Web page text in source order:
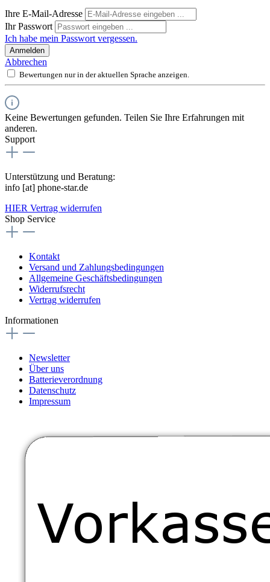
Ihre E-Mail-Adresse
Ihr Passwort
Ich habe mein Passwort vergessen.
Anmelden
Abbrechen
Bewertungen nur in der aktuellen Sprache anzeigen.
Keine Bewertungen gefunden. Teilen Sie Ihre Erfahrungen mit
anderen.
Support
Unterstützung und Beratung:
info [at] phone-star.de
HIER Vertrag widerrufen
Shop Service
Kontakt
Versand und Zahlungsbedingungen
Allgemeine Geschäftsbedingungen
Widerrufsrecht
Vertrag widerrufen
Informationen
Newsletter
Über uns
Batterieverordnung
Datenschutz
Impressum